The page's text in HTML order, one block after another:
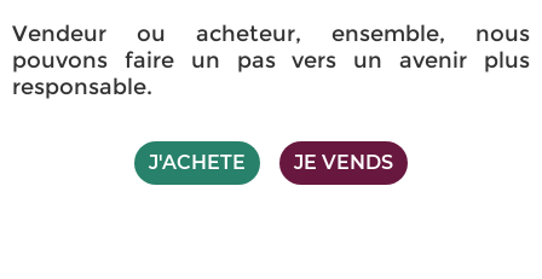
Vendeur ou acheteur, ensemble, nous
pouvons faire un pas vers un avenir plus
responsable.
J'ACHETE JE VENDS